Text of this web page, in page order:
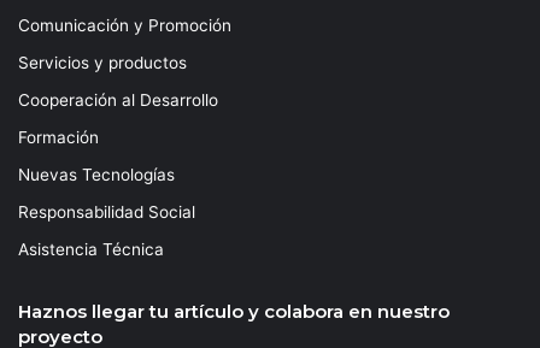
Comunicación y Promoción
Servicios y productos
Cooperación al Desarrollo
Formación
Nuevas Tecnologías
Responsabilidad Social
Asistencia Técnica
Haznos llegar tu artículo y colabora en nuestro
proyecto